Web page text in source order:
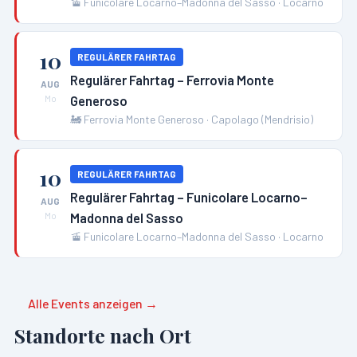
10
AUG
Mo
REGULÄRER FAHRTAG
Regulärer Fahrtag – Ferrovia Monte
Generoso
🚂 Ferrovia Monte Generoso · Capolago (Mendrisio)
10
AUG
Mo
REGULÄRER FAHRTAG
Regulärer Fahrtag – Funicolare Locarno–
Madonna del Sasso
🚡 Funicolare Locarno–Madonna del Sasso · Locarno
Alle Events anzeigen →
Standorte nach Ort